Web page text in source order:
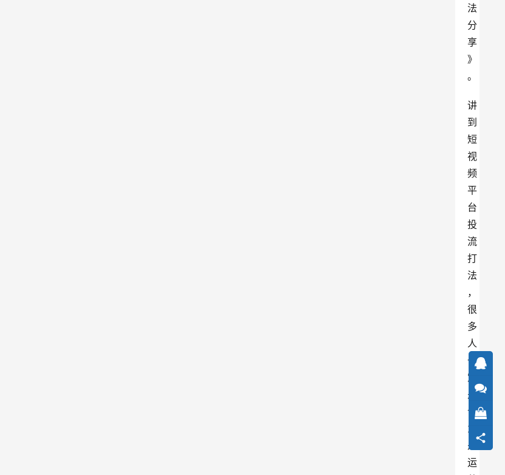
法
分
享
》
。
讲
到
短
视
频
平
台
投
流
打
法
，
很
多
人
一
定
是
认
为
是
运